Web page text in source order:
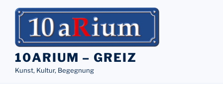
Inhalt
10ARIUM – GREIZ
Kunst, Kultur, Begegnung